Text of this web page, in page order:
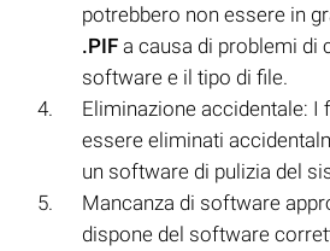
potrebbero non essere in
.PIF a causa di problemi di
software e il tipo di file.
Eliminazione accidentale: I
essere eliminati
un software di pulizia del
Mancanza di software
dispone del software